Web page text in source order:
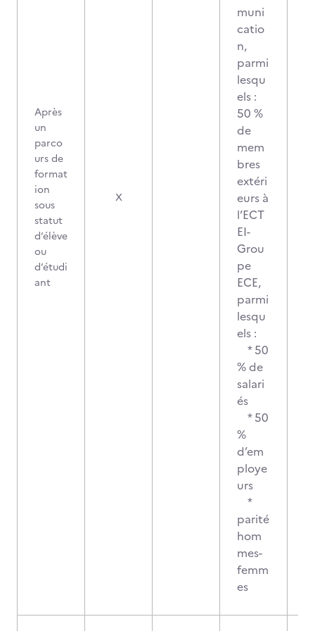
Après
un
parco
urs de
format
ion
sous
statut
d’élève
ou
d’étudi
ant
X
muni
catio
n,
parmi
lesqu
els :
50 %
de
mem
bres
extéri
eurs à
l’ECT
EI-
Grou
pe
ECE,
parmi
lesqu
els :
* 50
% de
salari
és
* 50
%
d’em
ploye
urs
*
parité
hom
mes-
femm
es